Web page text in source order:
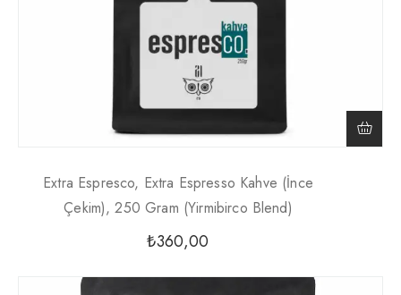
Extra Espresco, Extra Espresso Kahve (İnce
Çekim), 250 Gram (Yirmibirco Blend)
₺360,00